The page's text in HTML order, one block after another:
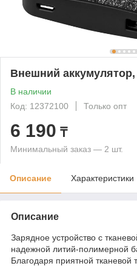
Внешний аккумулятор,
В наличии
Код: 12372100
Только опт
6 190 ₸
Минимальный заказ — 2 шт.
Описание Характеристики
Описание
Зарядное устройство с
надежной литий-полимерной
Благодаря приятной тканевой